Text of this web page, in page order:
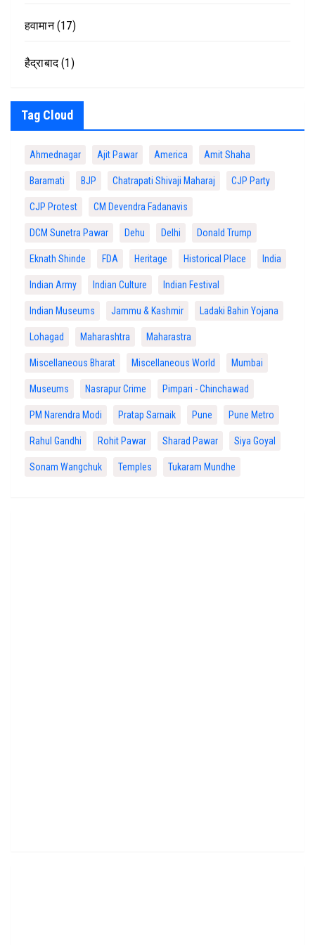
हवामान(17)
हैद्राबाद(1)
Tag Cloud
Ahmednagar Ajit Pawar America Amit Shaha
Baramati BJP Chatrapati Shivaji Maharaj CJP Party
CJP Protest CM Devendra Fadanavis
DCM Sunetra Pawar Dehu Delhi Donald Trump
Eknath Shinde FDA Heritage Historical Place India
Indian Army Indian Culture Indian Festival
Indian Museums Jammu & Kashmir Ladaki Bahin Yojana
Lohagad Maharashtra Maharastra
Miscellaneous Bharat Miscellaneous World Mumbai
Museums Nasrapur Crime Pimpari - Chinchawad
PM Narendra Modi Pratap Sarnaik Pune Pune Metro
Rahul Gandhi Rohit Pawar Sharad Pawar Siya Goyal
Sonam Wangchuk Temples Tukaram Mundhe